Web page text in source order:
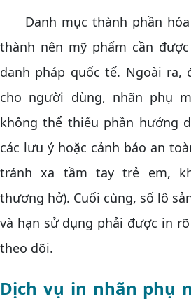
Danh mục thành phần hóa
thành nên mỹ phẩm cần
danh pháp quốc tế. Ngoài ra,
cho người dùng, nhãn phụ
không thể thiếu phần hướng
các lưu ý hoặc cảnh báo an
tránh xa tầm tay trẻ em,
thương hở). Cuối cùng, số lô
và hạn sử dụng phải được in
theo dõi.
Dịch vụ in nhãn phụ